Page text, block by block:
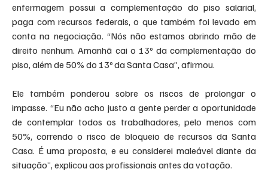
enfermagem possui a complementação do piso salarial,
paga com recursos federais, o que também foi levado em
conta na negociação. “Nós não estamos abrindo mão de
direito nenhum. Amanhã cai o 13º da complementação do
piso, além de 50% do 13º da Santa Casa”, afirmou.
Ele também ponderou sobre os riscos de prolongar o
impasse. “Eu não acho justo a gente perder a oportunidade
de contemplar todos os trabalhadores, pelo menos com
50%, correndo o risco de bloqueio de recursos da Santa
Casa. É uma proposta, e eu considerei maleável diante da
situação”, explicou aos profissionais antes da votação.